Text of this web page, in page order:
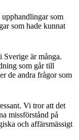
som
som hade kunnat
är många.
som går till
de andra frågor som
Vi tror att det
missförstånd på
och affärsmässigt